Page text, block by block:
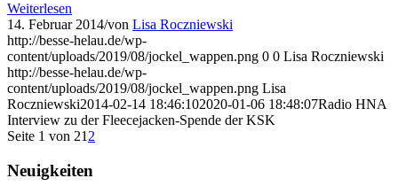
Weiterlesen
14. Februar 2014/von Lisa Roczniewski
http://besse-helau.de/wp-
content/uploads/2019/08/jockel_wappen.png 0 0 Lisa Roczniewski
http://besse-helau.de/wp-
content/uploads/2019/08/jockel_wappen.png Lisa
Roczniewski2014-02-14 18:46:102020-01-06 18:48:07Radio HNA
Interview zu der Fleecejacken-Spende der KSK
Seite 1 von 21 2
Neuigkeiten